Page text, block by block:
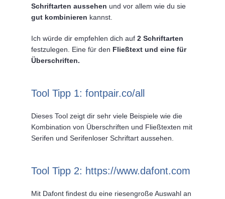
Schriftarten aussehen und vor allem wie du sie
gut kombinieren kannst.
Ich würde dir empfehlen dich auf 2 Schriftarten
festzulegen. Eine für den Fließtext und eine für
Überschriften.
Tool Tipp 1: fontpair.co/all
Dieses Tool zeigt dir sehr viele Beispiele wie die
Kombination von Überschriften und Fließtexten mit
Serifen und Serifenloser Schriftart aussehen.
Tool Tipp 2: https://www.dafont.com
Mit Dafont findest du eine riesengroße Auswahl an